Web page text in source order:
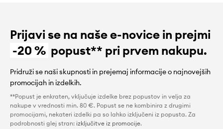
Prijavi se na naše e-novice in prejmi
-20 % popust** pri prvem nakupu.
Pridruži se naši skupnosti in prejemaj informacije o najnovejših
promocijah in izdelkih.
**Popust je enkraten, vključuje izdelke brez popustov in velja za
nakupe v vrednosti min. 80 €. Popust se ne kombinira z drugimi
promocijami, nekateri izdelki pa so lahko izključeni iz popusta. Za
podrobnosti glej stran: izključitve iz promocije.